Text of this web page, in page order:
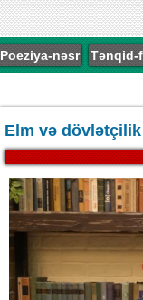
Poeziya-nəsr Tənqid-
Elm və